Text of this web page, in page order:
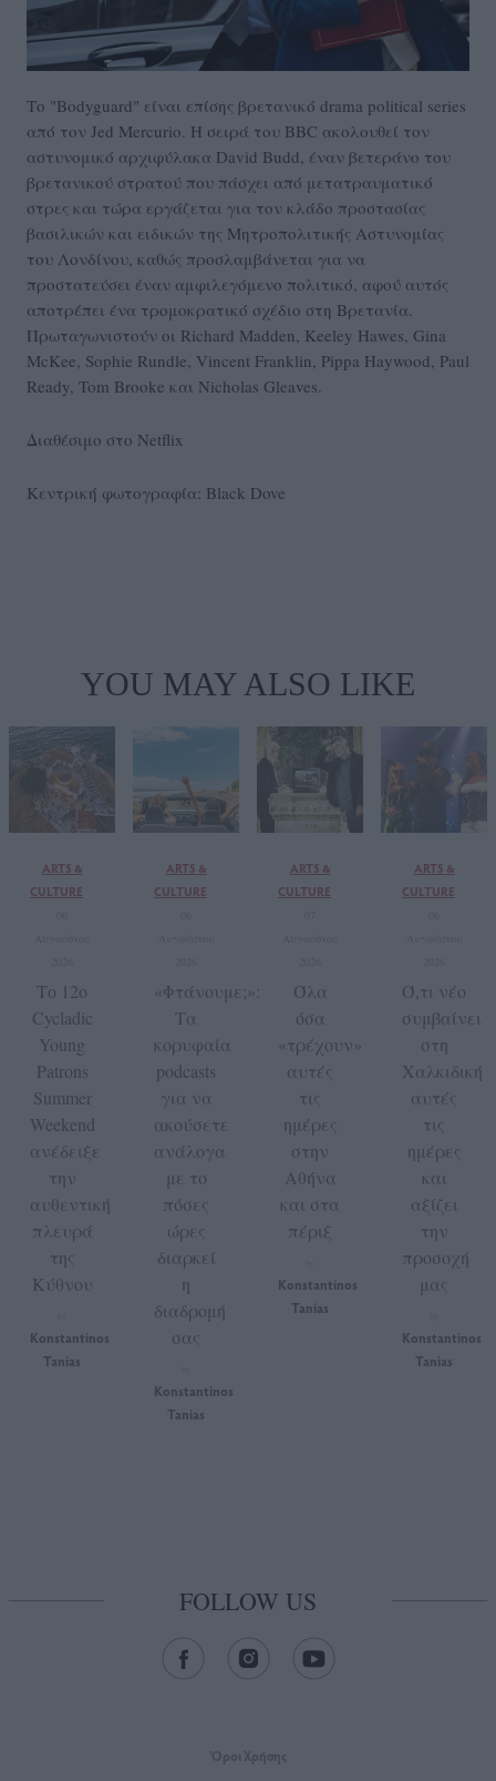
Το "Bodyguard" είναι επίσης βρετανικό drama political series
από τον Jed Mercurio. Η σειρά του BBC ακολουθεί τον
αστυνομικό αρχιφύλακα David Budd , έναν βετεράνο του
βρετανικού στρατού που πάσχει από μετατραυματικό
στρες και τώρα εργάζεται για τον κλάδο προστασίας
βασιλικών και ειδικών της Μητροπολιτικής Αστυνομίας
του Λονδίνου, καθώς προσλαμβάνεται για να
προστατεύσει έναν αμφιλεγόμενο πολιτικό, αφού αυτός
αποτρέπει ένα τρομοκρατικό σχέδιο στη Βρετανία.
Πρωταγωνιστούν οι Richard Madden, Keeley Hawes, Gina
McKee, Sophie Rundle, Vincent Franklin, Pippa Haywood, Paul
Ready, Tom Brooke και Nicholas Gleaves.
Διαθέσιμο στο Netflix
Κεντρική φωτογραφία: Βlack Dove
YOU MAY ALSO LIKE
ARTS &
CULTURE
Το 12ο
Cycladic
Young
Patrons
Summer
Weekend
ανέδειξε
την
αυθεντική
πλευρά
της
Κύθνου
Konstantinos
Tanias
ARTS &
CULTURE
«Φτάνουμε;»:
Τα
κορυφαία
podcasts
για να
ακούσετε
ανάλογα
με το
πόσες
ώρες
διαρκεί
η
διαδρομή
σας
Konstantinos
Tanias
ARTS &
CULTURE
Όλα
όσα
«τρέχουν»
αυτές
τις
ημέρες
στην
Αθήνα
και στα
πέριξ
Konstantinos
Tanias
ARTS &
CULTURE
Ό,τι νέο
συμβαίνει
στη
Χαλκιδική
αυτές
τις
ημέρες
και
αξίζει
την
προσοχή
μας
Konstantinos
Tanias
FOLLOW US
Όροι Xρήσης